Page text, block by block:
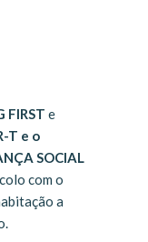
FIRST e
T e o
SOCIAL
com o
a